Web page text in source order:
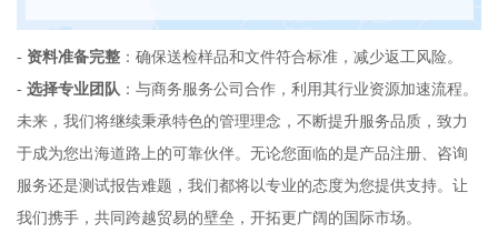
- 资料准备完整：确保送检样品和文件符合标准，减少返工风险。
- 选择专业团队 ：与商务服务公司合作，利用其行业资源加速流程。
未来，我们将继续秉承特色的管理理念，不断提升服务品质，致力
于成为您出海道路上的可靠伙伴。无论您面临的是产品注册、咨询
服务还是测试报告难题，我们都将以专业的态度为您提供支持。让
我们携手，共同跨越贸易的壁垒，开拓更广阔的国际市场。